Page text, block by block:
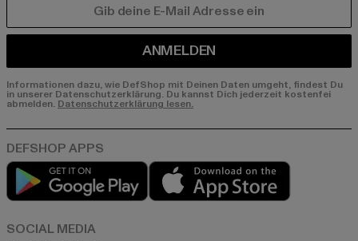
ANMELDEN
Informationen dazu, wie DefShop mit Deinen Daten umgeht, findest Du
in unserer Datenschutzerklärung. Du kannst Dich jederzeit kostenfei
abmelden. Datenschutzerklärung lesen.
Play market